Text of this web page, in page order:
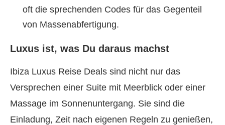
oft die sprechenden Codes für das Gegenteil
von Massenabfertigung.
Luxus ist, was Du daraus machst
Ibiza Luxus Reise Deals sind nicht nur das
Versprechen einer Suite mit Meerblick oder einer
Massage im Sonnenuntergang. Sie sind die
Einladung, Zeit nach eigenen Regeln zu genießen,